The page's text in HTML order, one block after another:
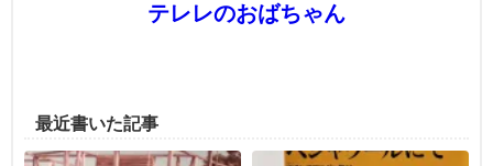
テレレのおばちゃん
最近書いた記事